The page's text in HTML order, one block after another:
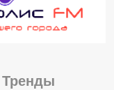
Тренды